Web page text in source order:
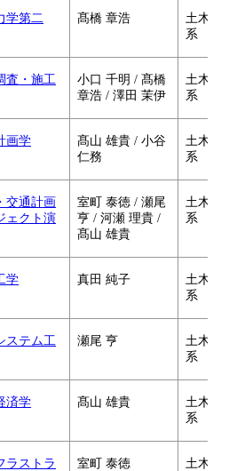
学第二 髙橋 章浩
土木・
系
査・施工
小口 千明 / 髙橋
章浩 / 澤田 茉伊
土木・
系
画学
髙山 雄貴 / 小谷
仁務
土木・
系
交通計画
ェクト演
室町 泰徳 / 瀬尾
亨 / 河瀬 理貴 /
髙山 雄貴
土木・
系
学 真田 純子
土木・
系
ステム工
瀬尾 亨
土木・
系
済学 髙山 雄貴
土木・
系
ラストラ 室町 泰徳 土木・